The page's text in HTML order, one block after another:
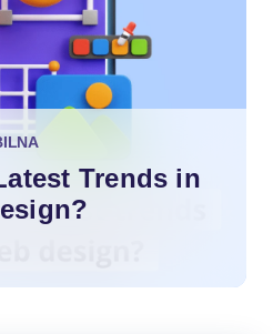
Trends in